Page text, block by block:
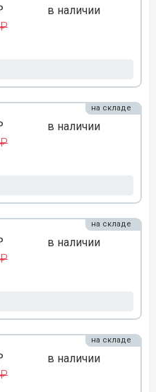
в наличии
в наличии
на складе
в наличии
на складе
в наличии
на складе